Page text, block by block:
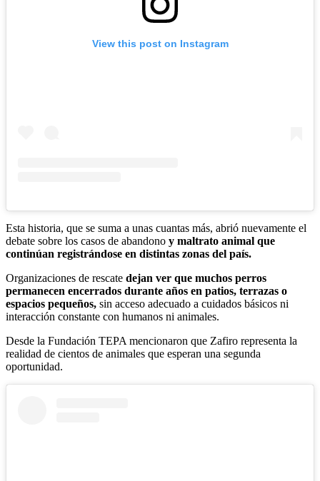
View this post on Instagram
Esta historia, que se suma a unas cuantas más, abrió nuevamente el
debate sobre los casos de abandono y maltrato animal que
continúan registrándose en distintas zonas del país.
Organizaciones de rescate dejan ver que muchos perros
permanecen encerrados durante años en patios, terrazas o
espacios pequeños, sin acceso adecuado a cuidados básicos ni
interacción constante con humanos ni animales.
Desde la Fundación TEPA mencionaron que Zafiro representa la
realidad de cientos de animales que esperan una segunda
oportunidad.